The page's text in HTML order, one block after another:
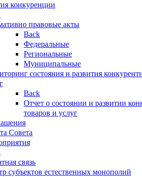
конкуренции
правовые акты
Back
Федеральные
Региональные
Муниципальные
состояния и развития
Back
Отчет о состоянии и развитии
товаров и услуг
Совета
связь
субъектов естественных монополий